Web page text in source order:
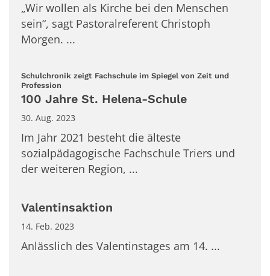
„Wir wollen als Kirche bei den Menschen
sein“, sagt Pastoralreferent Christoph
Morgen. ...
Schulchronik zeigt Fachschule im Spiegel von Zeit und
Profession
100 Jahre St. Helena-Schule
30. Aug. 2023
Im Jahr 2021 besteht die älteste
sozialpädagogische Fachschule Triers und
der weiteren Region, ...
Valentinsaktion
14. Feb. 2023
Anlässlich des Valentinstages am 14. ...